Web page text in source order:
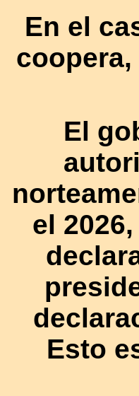
En el
El
el
Esto